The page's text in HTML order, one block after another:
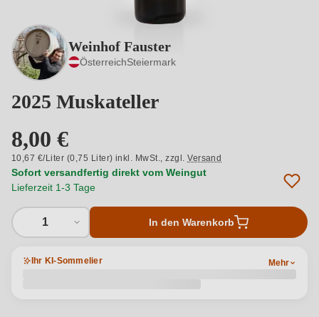
Weinhof Fauster
ÖsterreichSteiermark
2025 Muskateller
8,00 €
10,67 €/Liter (0,75 Liter) inkl. MwSt.,zzgl.Versand
Sofort versandfertig direkt vom Weingut
Lieferzeit 1-3 Tage
1 In den Warenkorb
Ihr KI-Sommelier Mehr